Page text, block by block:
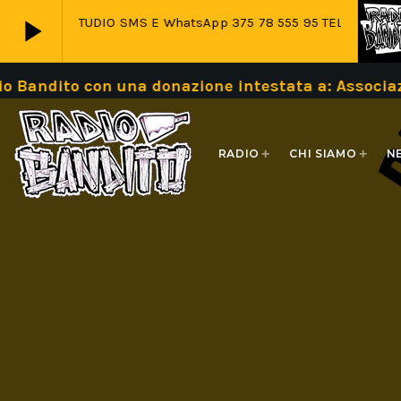
play_arrow
DA STUDIO SMS E WhatsApp 375 78 555 95 TEL 011 785 995
play_arrow Live
una donazione intestata a: Associazione
RADIO CHI SIAMO